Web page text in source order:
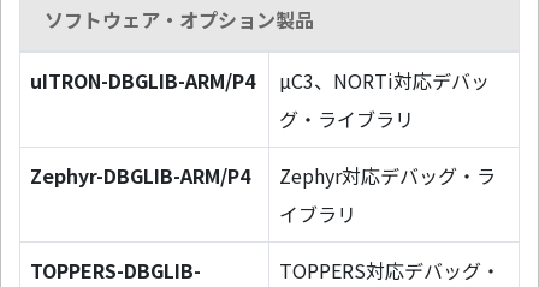
ソフトウェア・オプション製品
uITRON-DBGLIB-ARM/P4
µC3、NORTi対応デバッ
グ・ライブラリ
Zephyr-DBGLIB-ARM/P4
Zephyr対応デバッグ・ラ
イブラリ
TOPPERS-DBGLIB-
TOPPERS対応デバッグ・